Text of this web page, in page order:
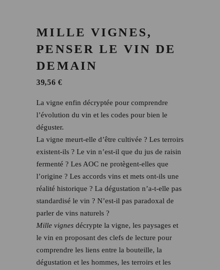
MILLE VIGNES,
PENSER LE VIN DE
DEMAIN
39,56 €
La vigne enfin décryptée pour comprendre
l’évolution du vin et les codes pour bien le
déguster.
La vigne meurt-elle d’être cultivée ? Les terroirs
existent-ils ? Le vin n’est-il que du jus de raisin
fermenté ? Les AOC ne protègent-elles que
l’origine ? Les accords vins et mets ont-ils une
réalité historique ? La dégustation n’a-t-elle pas
standardisé le vin ? N’est-il pas paradoxal de
parler de vins naturels ?
Mille vignes décrypte la vigne, les paysages et
le vin en proposant des clefs de lecture pour
comprendre les liens entre la bouteille, la
dégustation et les hommes, les terroirs et les